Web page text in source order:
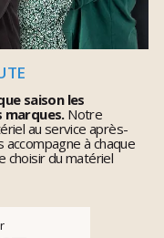
saison les
marques.Notre
au service après-
à chaque
choisir du matériel